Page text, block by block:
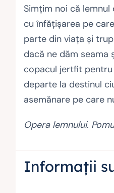
Simțim noi că lemnul
cu înfățișarea pe
parte din viața și
dacă ne dăm seama
copacul jertfit pentru
departe la destinul
asemănare pe care
Opera lemnului.
Informații